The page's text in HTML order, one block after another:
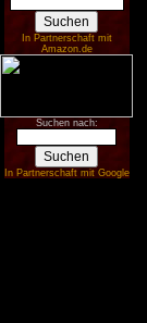
In Partnerschaft mit
Amazon.de
Suchen nach:
In Partnerschaft mit Google